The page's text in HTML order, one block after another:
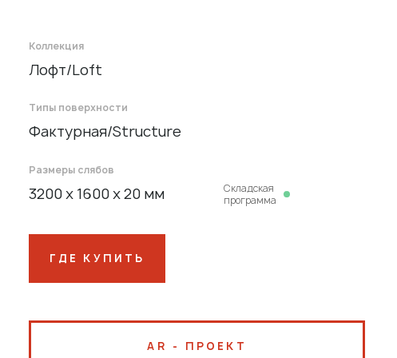
Коллекция
Лофт/Loft
Типы поверхности
Фактурная/Structure
Размеры слябов
3200 x 1600 x 20 мм
Cкладская
программа
ГДЕ КУПИТЬ
AR - ПРОЕКТ